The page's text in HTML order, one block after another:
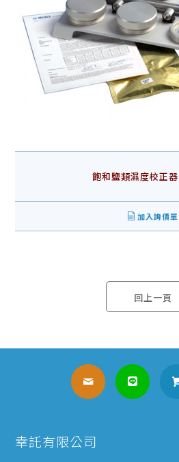
飽和鹽類濕度校正
加入詢價單
回上一頁
幸託有限公司